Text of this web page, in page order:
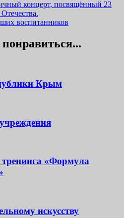
концерт, посвящённый 23
воспитанников
Крым
тренинга «Формула
искусству